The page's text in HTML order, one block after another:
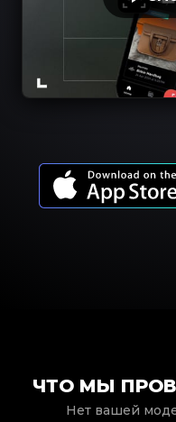
ЧТО МЫ
Нет вашей